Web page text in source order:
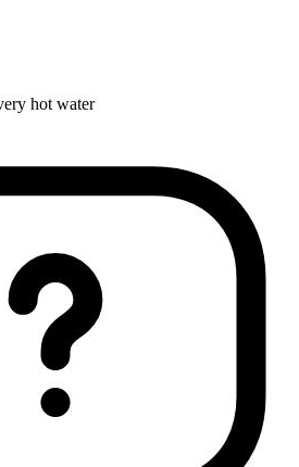
hot water